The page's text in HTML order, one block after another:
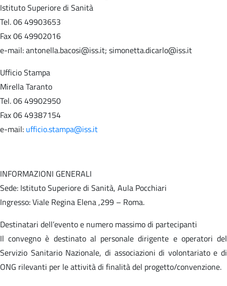
Istituto Superiore di Sanità
Tel. 06 49903653
Fax 06 49902016
e-mail: antonella.bacosi@iss.it; simonetta.dicarlo@iss.it
Ufficio Stampa
Mirella Taranto
Tel. 06 49902950
Fax 06 49387154
e-mail: ufficio.stampa@iss.it
INFORMAZIONI GENERALI
Sede: Istituto Superiore di Sanità, Aula Pocchiari
Ingresso: Viale Regina Elena ,299 – Roma.
Destinatari dell’evento e numero massimo di partecipanti
Il convegno è destinato al personale dirigente e operatori del
Servizio Sanitario Nazionale, di associazioni di volontariato e di
ONG rilevanti per le attività di finalità del progetto/convenzione.